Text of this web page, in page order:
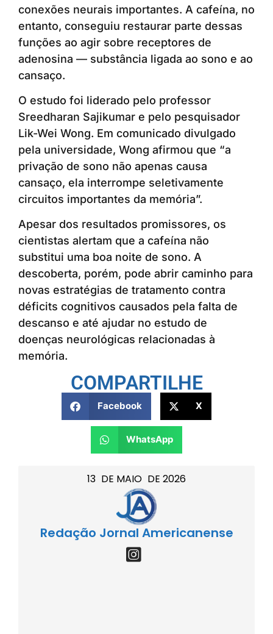
13 DE MAIO DE 2026
Redação Jornal Americanense
conexões neurais importantes. A cafeína, no
entanto, conseguiu restaurar parte dessas
funções ao agir sobre receptores de
adenosina — substância ligada ao sono e ao
cansaço.
O estudo foi liderado pelo professor
Sreedharan Sajikumar e pelo pesquisador
Lik-Wei Wong. Em comunicado divulgado
pela universidade, Wong afirmou que “a
privação de sono não apenas causa
cansaço, ela interrompe seletivamente
circuitos importantes da memória”.
Apesar dos resultados promissores, os
cientistas alertam que a cafeína não
substitui uma boa noite de sono. A
descoberta, porém, pode abrir caminho para
novas estratégias de tratamento contra
déficits cognitivos causados pela falta de
descanso e até ajudar no estudo de
doenças neurológicas relacionadas à
memória.
COMPARTILHE
Facebook X
WhatsApp